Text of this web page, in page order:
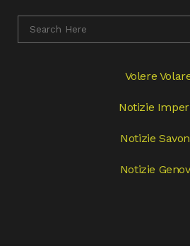
Volere
Notizie
Notizie
Notizie